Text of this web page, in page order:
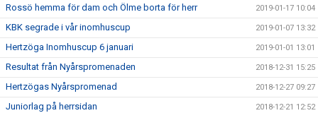
Rossö hemma för dam och Ölme borta för herr 2019-01-17 10:04
KBK segrade i vår inomhuscup 2019-01-07 13:32
Hertzöga Inomhuscup 6 januari 2019-01-01 13:01
Resultat från Nyårspromenaden 2018-12-31 15:25
Hertzögas Nyårspromenad 2018-12-27 09:27
Juniorlag på herrsidan 2018-12-21 12:52